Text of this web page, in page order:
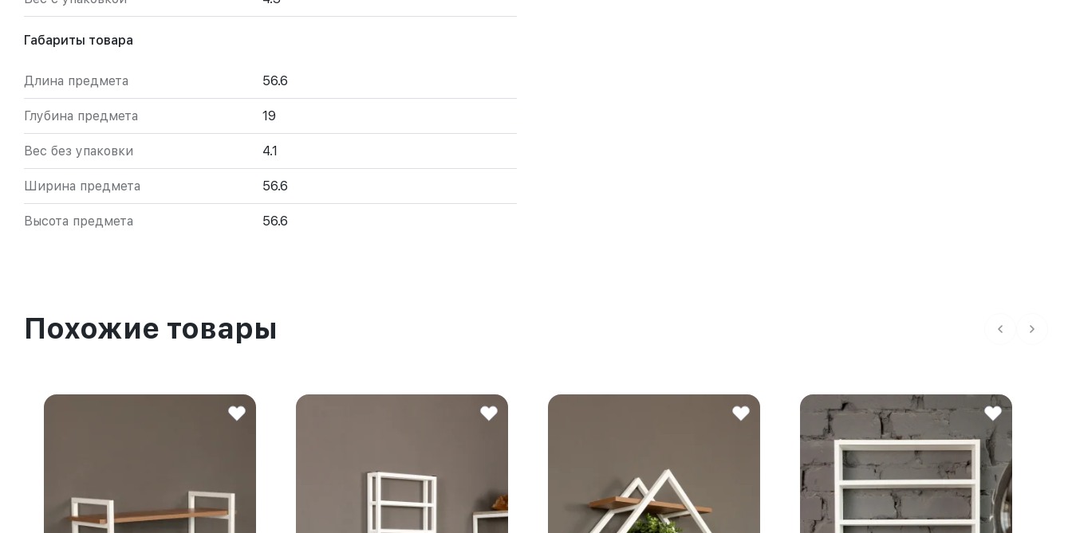
Габариты товара
Длина предмета 56.6
Глубина предмета 19
Вес без упаковки 4.1
Ширина предмета 56.6
Высота предмета 56.6
Похожие товары